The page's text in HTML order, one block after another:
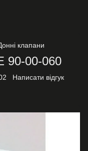
клапани
90-00-060
Написати відгук